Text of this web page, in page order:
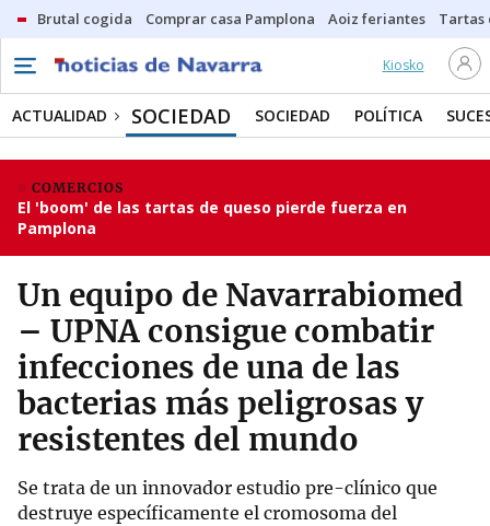
Brutal cogida Comprar casa Pamplona Aoiz feriantes Tartas
Kiosko
ACTUALIDAD SOCIEDAD SOCIEDAD POLÍTICA
COMERCIOS
El 'boom' de las tartas de queso pierde fuerza en
Pamplona
Un equipo de Navarrabiomed
– UPNA consigue combatir
infecciones de una de las
bacterias más peligrosas y
resistentes del mundo
Se trata de un innovador estudio pre-clínico que
destruye específicamente el cromosoma del